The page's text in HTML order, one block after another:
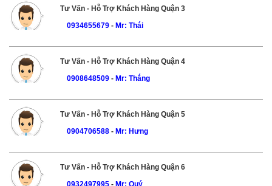
Tư Vấn - Hỗ Trợ Khách Hàng Quận 3
0934655679- Mr: Thái
Tư Vấn - Hỗ Trợ Khách Hàng Quận 4
0908648509- Mr: Thắng
Tư Vấn - Hỗ Trợ Khách Hàng Quận 5
0904706588- Mr: Hưng
Tư Vấn - Hỗ Trợ Khách Hàng Quận 6
0932497995- Mr: Quý